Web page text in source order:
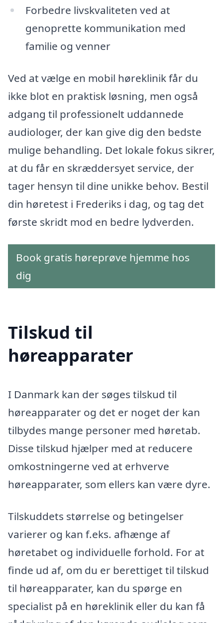
Forbedre livskvaliteten ved at
genoprette kommunikation med
familie og venner
Ved at vælge en mobil høreklinik får du
ikke blot en praktisk løsning, men også
adgang til professionelt uddannede
audiologer, der kan give dig den bedste
mulige behandling. Det lokale fokus sikrer,
at du får en skræddersyet service, der
tager hensyn til dine unikke behov. Bestil
din høretest i Frederiks i dag, og tag det
første skridt mod en bedre lydverden.
Book gratis høreprøve hjemme hos
dig
Tilskud til
høreapparater
I Danmark kan der søges tilskud til
høreapparater og det er noget der kan
tilbydes mange personer med høretab.
Disse tilskud hjælper med at reducere
omkostningerne ved at erhverve
høreapparater, som ellers kan være dyre.
Tilskuddets størrelse og betingelser
varierer og kan f.eks. afhænge af
høretabet og individuelle forhold. For at
finde ud af, om du er berettiget til tilskud
til høreapparater, kan du spørge en
specialist på en høreklinik eller du kan få